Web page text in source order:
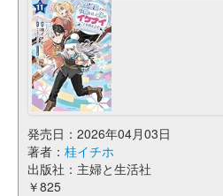
発売日：2026年04月03日
著者： 桂イチホ
出版社：主婦と生活社
￥825